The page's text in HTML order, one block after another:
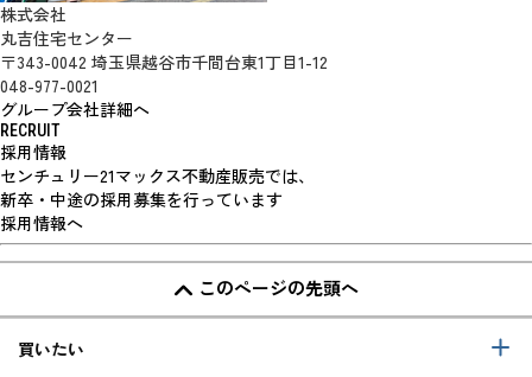
株式会社
丸吉住宅センター
〒343-0042 埼玉県越谷市千間台東1丁目1-12
048-977-0021
グループ会社詳細へ
RECRUIT
採用情報
センチュリー21マックス不動産販売では、
新卒・中途の採用募集を行っています
採用情報へ
このページの先頭へ
買いたい